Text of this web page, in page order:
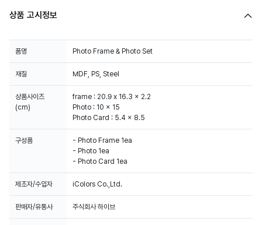
상품 고시정보
품명 Photo Frame & Photo Set
재질 MDF, PS, Steel
상품사이즈
(cm)
frame : 20.9 x 16.3 x 2.2
Photo : 10 x 15
Photo Card : 5.4 x 8.5
구성품
- Photo Frame 1ea
- Photo 1ea
- Photo Card 1ea
제조자/수입자 iColors Co.,Ltd.
판매자/유통사 주식회사 하이브